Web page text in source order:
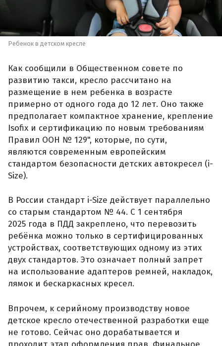
Ребенок в детском кресле
Как сообщили в Общественном совете по
развитию такси, кресло рассчитано на
размещение в нем ребенка в возрасте
примерно от одного года до 12 лет. Оно также
предполагает компактное хранение, крепление
Isofix и сертификацию по новым требованиям
Правил ООН № 129", которые, по сути,
являются современным европейским
стандартом безопасности детских автокресел (i-
Size).
В России стандарт i-Size действует параллельно
со старым стандартом № 44. С 1 сентября
2025 года в ПДД закреплено, что перевозить
ребёнка можно только в сертифицированных
устройствах, соответствующих одному из этих
двух стандартов. Это означает полный запрет
на использование адаптеров ремней, накладок,
лямок и бескаркасных кресел.
Впрочем, к серийному производству новое
детское кресло отечественной разработки еще
не готово. Сейчас оно дорабатывается и